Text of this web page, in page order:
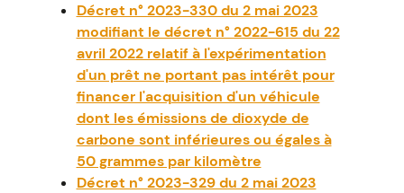
Décret n° 2023-330 du 2 mai 2023
modifiant le décret n° 2022-615 du 22
avril 2022 relatif à l'expérimentation
d'un prêt ne portant pas intérêt pour
financer l'acquisition d'un véhicule
dont les émissions de dioxyde de
carbone sont inférieures ou égales à
50 grammes par kilomètre
Décret n° 2023-329 du 2 mai 2023